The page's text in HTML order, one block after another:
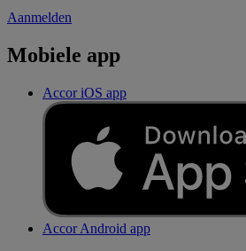
Aanmelden
Mobiele app
Accor iOS app
Accor Android app